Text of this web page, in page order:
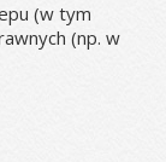
(w tym
(np. w